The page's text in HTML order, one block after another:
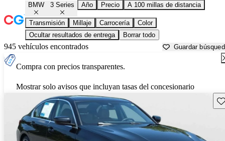
BMW 3 Series Año Precio A 100 millas de distancia
Transmisión Millaje Carrocería
Color
Ocultar resultados de entrega
Borrar todo
945 vehículos encontrados Guardar
Compra con precios transparentes.
Mostrar solo avisos que incluyan tasas del concesionario